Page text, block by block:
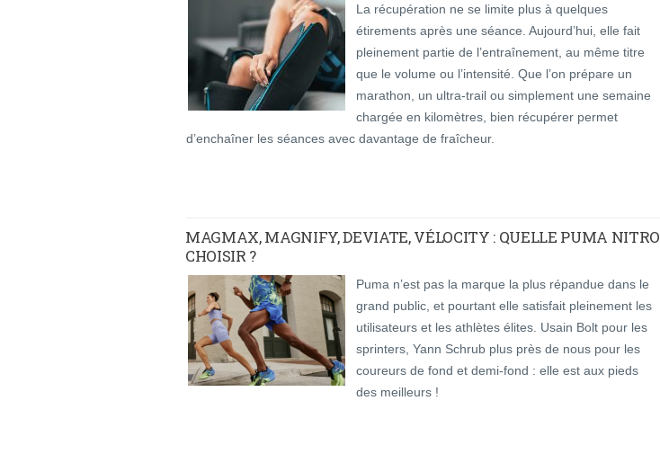
La récupération ne se limite plus à quelques
étirements après une séance. Aujourd’hui, elle fait
pleinement partie de l’entraînement, au même titre
que le volume ou l’intensité. Que l’on prépare un
marathon, un ultra-trail ou simplement une semaine
chargée en kilomètres, bien récupérer permet
d’enchaîner les séances avec davantage de fraîcheur.
MAGMAX, MAGNIFY, DEVIATE, VÉLOCITY : QUELLE PUMA NITRO
CHOISIR ?
Puma n’est pas la marque la plus répandue dans le
grand public, et pourtant elle satisfait pleinement les
utilisateurs et les athlètes élites. Usain Bolt pour les
sprinters, Yann Schrub plus près de nous pour les
coureurs de fond et demi-fond : elle est aux pieds
des meilleurs !